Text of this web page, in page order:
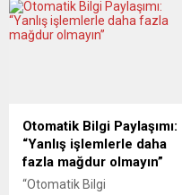
patlamada ölenlerin sayısı
5’e çıktı. Köln Savcılığından
ulaşılmasıyla hayatını
kaybedenlerin sayısının 5’e
ulaştığı belirtildi. Enkazdan
çıkarılan cesetlerin kimlik
tespitine ilişkin çalışmaların
Otomatik Bilgi Paylaşımı:
“Yanlış işlemlerle daha
fazla mağdur olmayın”
“Otomatik Bilgi